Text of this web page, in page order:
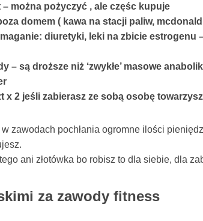
można pożyczyć , ale częśc kupuje
domem ( kawa na stacji paliw,
diuretyki, leki na zbicie estrogenu
– są droższe niż ‘zwykłe’ masowe
x 2 jeśli zabierasz ze sobą osobę
zawodach pochłania ogromne ilości
ani złotówka bo robisz to dla siebie, dla
za zawody fitness